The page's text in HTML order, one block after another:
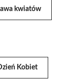
kwiatów
Kobiet